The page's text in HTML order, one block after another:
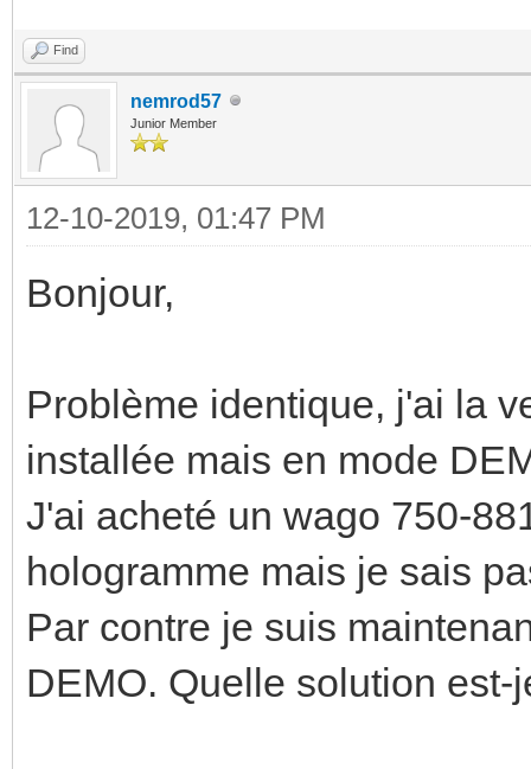
Find
nemrod57
Junior Member
12-10-2019, 01:47 PM
Bonjour,
Problème identique, j'ai la
installée mais en mode
J'ai acheté un wago 750-
hologramme mais je sais
Par contre je suis
DEMO. Quelle solution est-